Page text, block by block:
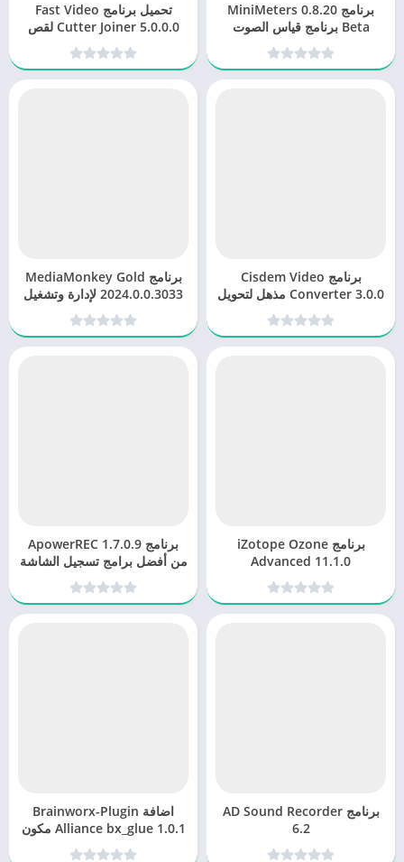
برنامج MiniMeters 0.8.20
Beta برنامج قياس الصوت
تحميل برنامج Fast Video
Cutter Joiner 5.0.0.0 لقص
ودمج الفيديوهات
برنامج Cisdem Video
Converter 3.0.0 مذهل لتحويل
الفيديو مهم كان مصدره
برنامج MediaMonkey Gold
2024.0.0.3033 لإدارة وتشغيل
الموسيقى
برنامج iZotope Ozone
Advanced 11.1.0
برنامج ApowerREC 1.7.0.9
من أفضل برامج تسجيل الشاشة
برنامج AD Sound Recorder
6.2
اضافة Brainworx-Plugin
Alliance bx_glue 1.0.1 مكون
إضافي للصوت يُحاكي ضواغط